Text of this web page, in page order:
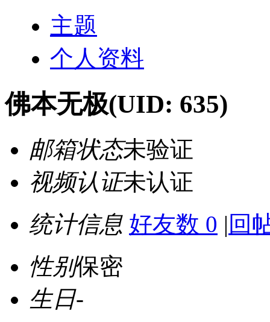
主题
个人资料
佛本无极(UID: 635)
邮箱状态未验证
视频认证未认证
统计信息 好友数 0 | 回
性别保密
生日-